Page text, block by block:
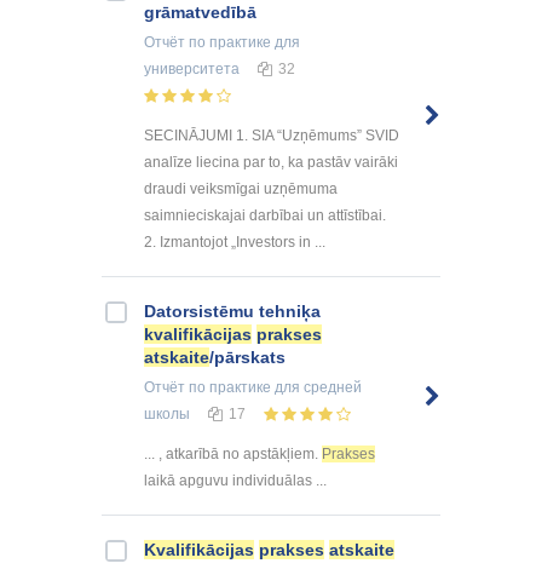
grāmatvedībā
Отчёт по практике для
университета
32
SECINĀJUMI 1. SIA “Uzņēmums” SVID
analīze liecina par to, ka pastāv vairāki
draudi veiksmīgai uzņēmuma
saimnieciskajai darbībai un attīstībai.
2. Izmantojot „Investors in ...
Datorsistēmu tehniķa
kvalifikācijas prakses
atskaite/pārskats
Отчёт по практике для средней
школы
17
... , atkarībā no apstākļiem. Prakses
laikā apguvu individuālas ...
Kvalifikācijas prakses atskaite